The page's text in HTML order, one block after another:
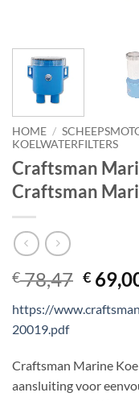
HOME /
KOELWATERFILTERS
Craftsman
Craftsman
€78,47
prijs
was:
€
https://
20019.pdf
Craftsman Marine
aansluiting voor